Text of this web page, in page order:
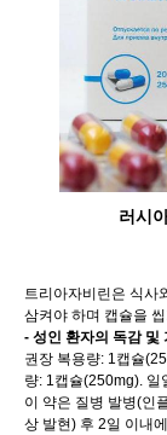
러시
트리아자비린은 식사
삼켜야 하며 캡슐을
- 성인 환자의 독감 및
권장 복용량: 1캡슐
량: 1캡슐(250mg). 일
이 약은 질병 발병(인
상 발현) 후 2일 이내